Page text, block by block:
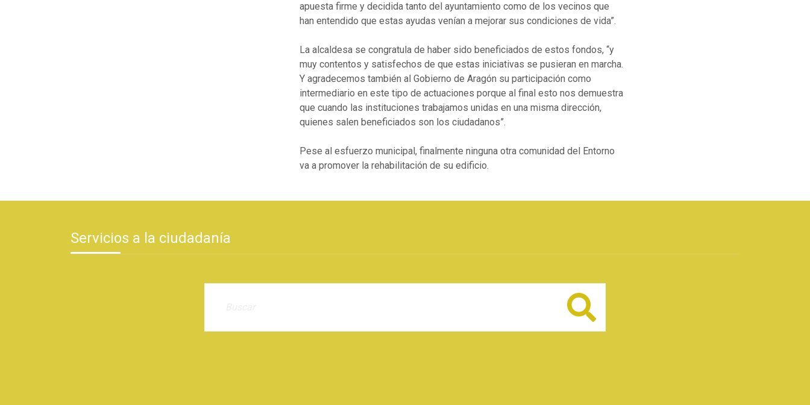
apuesta firme y decidida tanto del ayuntamiento como de los vecinos que
han entendido que estas ayudas venían a mejorar sus condiciones de vida”.
La alcaldesa se congratula de haber sido beneficiados de estos fondos, “y
muy contentos y satisfechos de que estas iniciativas se pusieran en marcha.
Y agradecemos también al Gobierno de Aragón su participación como
intermediario en este tipo de actuaciones porque al final esto nos demuestra
que cuando las instituciones trabajamos unidas en una misma dirección,
quienes salen beneficiados son los ciudadanos”.
Pese al esfuerzo municipal, finalmente ninguna otra comunidad del Entorno
va a promover la rehabilitación de su edificio.
Servicios a la ciudadanía
Buscar